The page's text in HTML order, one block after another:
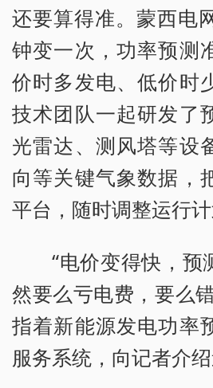
还要算得准。蒙西电
钟变一次，功率预测
价时多发电、低价时
技术团队一起研发了
光雷达、测风塔等设
向等关键气象数据，
平台，随时调整运行计
“电价变得快，预
然要么亏电费，要么
指着新能源发电功率
服务系统，向记者介绍